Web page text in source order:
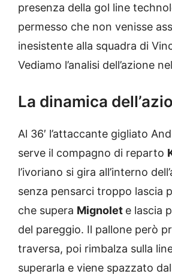
presenza della gol line
permesso che non venisse
inesistente alla squadra di
Vediamo l’analisi dell’azione
La dinamica
Al 36′ l’attaccante gigliato
serve il compagno di reparto
l’ivoriano si gira all’interno
senza pensarci troppo lascia
che supera Mignolet e lascia
del pareggio. Il pallone però
traversa, poi rimbalza sulla
superarla e viene spazzato